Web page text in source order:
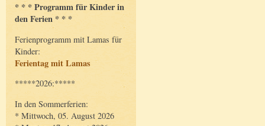
* * * Programm für Kinder in
den Ferien * * *
Ferienprogramm mit Lamas für
Kinder:
Ferientag mit Lamas
*****2026:*****
In den Sommerferien:
* Mittwoch, 05. August 2026